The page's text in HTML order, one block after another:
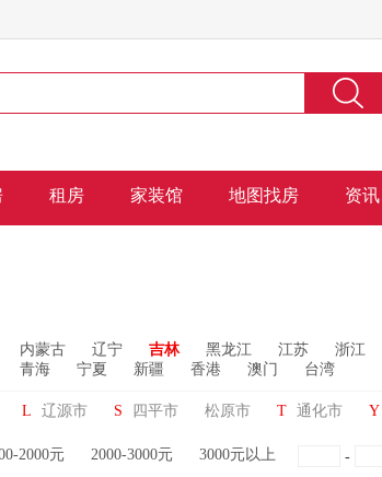
租房 家装馆 地图找房 资讯
内蒙古 辽宁 吉林 黑龙江 江苏 浙江
青海 宁夏 新疆 香港 澳门 台湾
L 辽源市 S 四平市 松原市 T 通化市 Y
2000元 2000-3000元 3000元以上 -